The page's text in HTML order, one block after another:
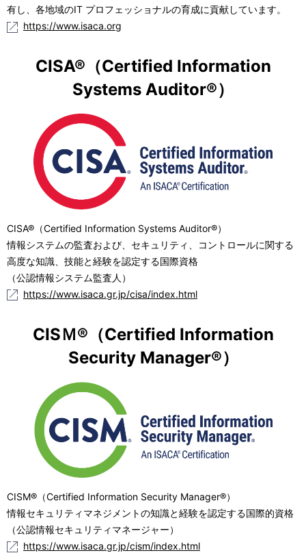
有し、各地域のIT プロフェッショナルの育成に貢献しています。
https://www.isaca.org
CISA®（Certified Information
Systems Auditor®）
CISA®（Certified Information Systems Auditor®）
情報システムの監査および、セキュリティ、コントロールに関する
高度な知識、技能と経験を認定する国際資格
（公認情報システム監査人）
https://www.isaca.gr.jp/cisa/index.html
CISＭ®（Certified Information
Security Manager®）
CISM®（Certified Information Security Manager®）
情報セキュリティマネジメントの知識と経験を認定する国際的資格
（公認情報セキュリティマネージャー）
https://www.isaca.gr.jp/cism/index.html